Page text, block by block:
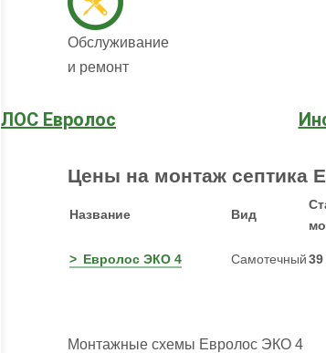
Обслуживание
и ремонт
ЛОС Евролос
Цены на монтаж септика
Название Вид
Евролос ЭКО 4 Самотечный39
Монтажные схемы Евролос ЭКО 4